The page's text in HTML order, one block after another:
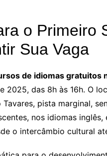
o Primeiro
Sua Vaga
de idiomas gratuitos
2025, das 8h às 16h. O
Tavares, pista marginal,
nos idiomas
o intercâmbio cultural